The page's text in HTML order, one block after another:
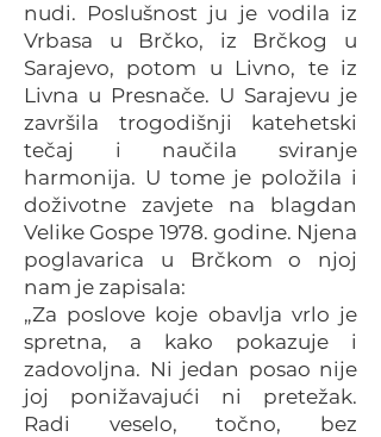
nudi. Poslušnost ju je vodila iz
Vrbasa u Brčko, iz Brčkog u
Sarajevo, potom u Livno, te iz
Livna u Presnače. U Sarajevu je
završila trogodišnji katehetski
tečaj i naučila sviranje
harmonija. U tome je položila i
doživotne zavjete na blagdan
Velike Gospe 1978. godine. Njena
poglavarica u Brčkom o njoj
nam je zapisala:
„Za poslove koje obavlja vrlo je
spretna, a kako pokazuje i
zadovoljna. Ni jedan posao nije
joj ponižavajući ni pretežak.
Radi veselo, točno, bez